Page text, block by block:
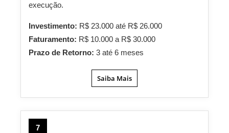
execução.
Investimento: R$ 23.000 até R$ 26.000
Faturamento: R$ 10.000 a R$ 30.000
Prazo de Retorno: 3 até 6 meses
Saiba Mais
7